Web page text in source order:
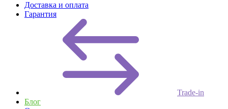
Доставка и оплата
Гарантия
Trade-in
Блог